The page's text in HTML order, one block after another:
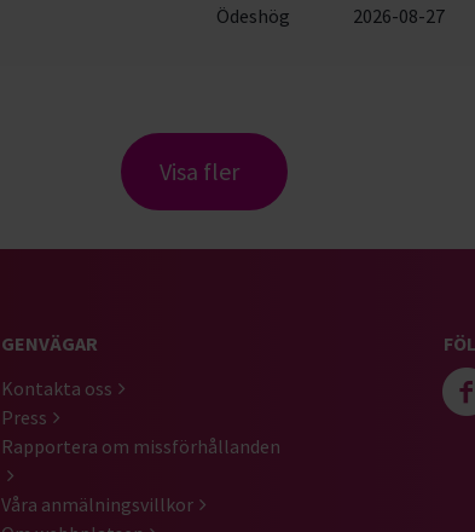
Ödeshög 2026-08-27
Visa fler
GENVÄGAR
Kontakta oss
Press
Rapportera om missförhållanden
Våra anmälningsvillkor